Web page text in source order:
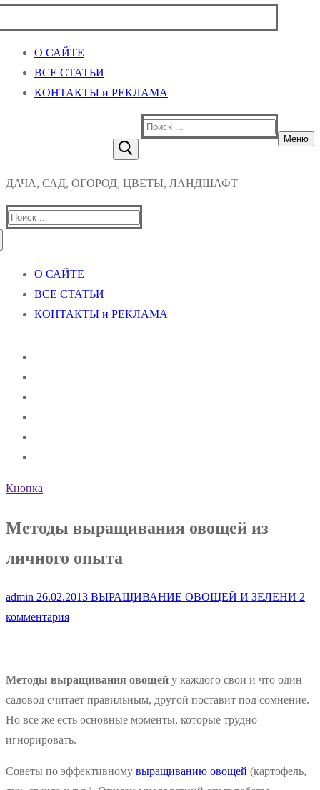
О САЙТЕ
ВСЕ СТАТЬИ
КОНТАКТЫ и РЕКЛАМА
Найти:
Меню
ДАЧА, САД, ОГОРОД, ЦВЕТЫ, ЛАНДШАФТ
Найти:
О САЙТЕ
ВСЕ СТАТЬИ
КОНТАКТЫ и РЕКЛАМА
Кнопка
Методы выращивания овощей из
личного опыта
admin 26.02.2013 ВЫРАЩИВАНИЕ ОВОЩЕЙ И ЗЕЛЕНИ 2
комментария
Методы выращивания овощей у каждого свои и что один
садовод считает правильным, другой поставит под сомнение.
Но все же есть основные моменты, которые трудно
игнорировать.
Советы по эффективному выращиванию овощей (картофель,